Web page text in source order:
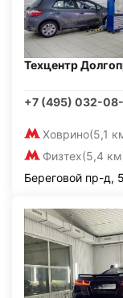
Техцентр
+7 (495) 032-
Ховрино(5,1
Физтех(5,4
Береговой пр-д, 5